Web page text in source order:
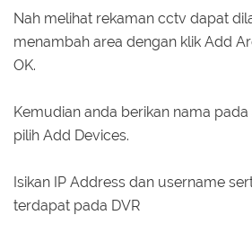
Nah melihat rekaman cctv dapat
menambah area dengan klik Add
OK.
Kemudian anda berikan nama
pilih Add Devices.
Isikan IP Address dan username
terdapat pada DVR